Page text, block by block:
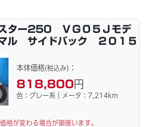
スター250 ＶＧ０５Ｊモデ
ル サイドバック ２０１５
本体価格(税込み) ：
818,800円
色：グレー系｜メータ：7,214km
格が変わる場合が御座います。